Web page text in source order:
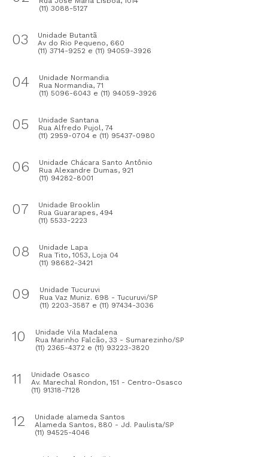
(11) 3088-5127
03
Unidade Butantã
Av do Rio Pequeno, 660
(11) 3714-9252 e (11) 94059-3926
04
Unidade Normandia
Rua Normandia, 71
(11) 5096-6043 e (11) 94059-3926
05
Unidade Santana
Rua Alfredo Pujol, 74
(11) 2959-0704 e (11) 95437-0980
06
Unidade Chácara Santo Antônio
Rua Alexandre Dumas, 921
(11) 94282-8001
07
Unidade Brooklin
Rua Guararapes, 494
(11) 5533-2223
08
Unidade Lapa
Rua Tito, 1053, Loja 04
(11) 98682-3421
09
Unidade Tucuruvi
Rua Vaz Muniz. 698 - Tucuruvi/SP
(11) 2203-3587 e (11) 97434-3036
10
Unidade Vila Madalena
Rua Marinho Falcão, 33 - Sumarezinho/SP
(11) 2365-4372 e (11) 93223-3820
11
Unidade Osasco
Av. Marechal Rondon, 151 - Centro-Osasco
(11) 91318-7128
12
Unidade alameda Santos
Alameda Santos, 880 - Jd. Paulista/SP
(11) 94525-4046